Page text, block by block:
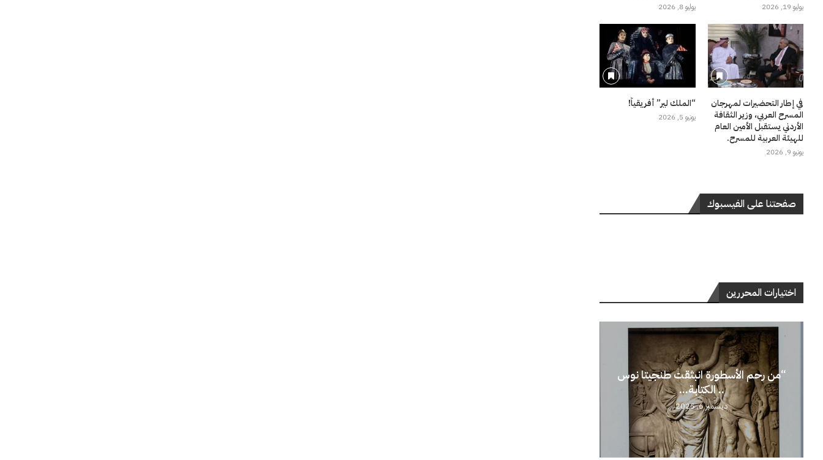
يوليو 19, 2026 يوليو 8, 2026
في إطار التحضيرات لمهرجان
المسرح العربي، وزير الثقافة
الأردني يستقبل الأمين العام
للهيئة العربية للمسرح.
يونيو 9, 2026
“الملك لير” أفريقياً!
يونيو 5, 2026
صفحتنا على الفيسبوك
اختيارات المحررين
“من رحم الأسطورة انبثقت طنجيتا نوس
.. الكتابة...
ديسمبر 6, 2025